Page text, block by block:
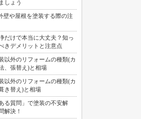
の御見積依頼を頂きました！
のお客様より、屋根・外壁
工事の御見積依頼を頂きまし
東区のお客様より、屋上バル
工事の御見積依頼を頂きまし
種区のお客様より、エントラ
しょう
壁や屋根を塗装する際の注
だけで本当に大丈夫？知っ
きデメリットと注意点
以外のリフォームの種類(カ
、張替え)と相場
以外のリフォームの種類(カ
き替え)と相場
る質問」で塗装の不安解
解決！